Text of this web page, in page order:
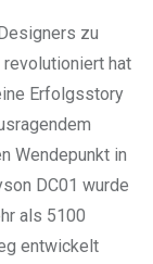
zu
hat
Erfolgsstory
Wendepunkt in
DC01 wurde
als 5100
entwickelt